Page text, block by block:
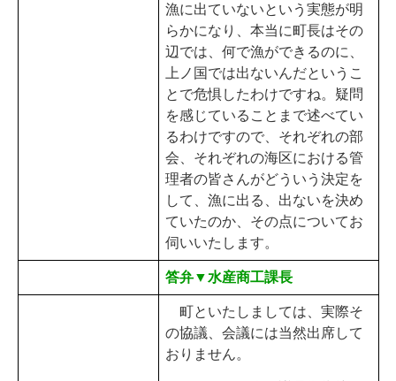
漁に出ていないという実態が明
らかになり、本当に町長はその
辺では、何で漁ができるのに、
上ノ国では出ないんだというこ
とで危惧したわけですね。疑問
を感じていることまで述べてい
るわけですので、それぞれの部
会、それぞれの海区における管
理者の皆さんがどういう決定を
して、漁に出る、出ないを決め
ていたのか、その点についてお
伺いいたします。
答弁▼水産商工課長
町といたしましては、実際そ
の協議、会議には当然出席して
おりません。